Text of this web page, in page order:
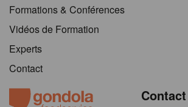
Formations & Conférences
Vidéos de Formation
Experts
Contact
Contact